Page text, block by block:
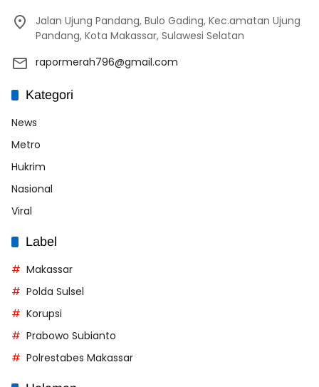
Jalan Ujung Pandang, Bulo Gading, Kec.amatan Ujung
Pandang, Kota Makassar, Sulawesi Selatan
rapormerah796@gmail.com
Kategori
News
Metro
Hukrim
Nasional
Viral
Label
Makassar
Polda Sulsel
Korupsi
Prabowo Subianto
Polrestabes Makassar